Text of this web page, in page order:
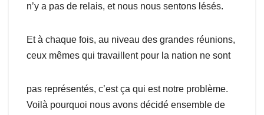
n’y a pas de relais, et nous nous sentons lésés.
Et à chaque fois, au niveau des grandes réunions,
ceux mêmes qui travaillent pour la nation ne sont
pas représentés, c’est ça qui est notre problème.
Voilà pourquoi nous avons décidé ensemble de